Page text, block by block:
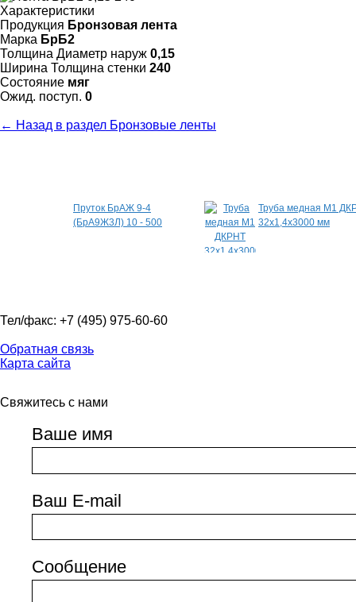
Характеристики
Продукция Бронзовая лента
Марка БрБ2
Толщина Диаметр наруж 0,15
Ширина Толщина стенки 240
Состояние мяг
Ожид. поступ. 0
← Назад в раздел Бронзовые ленты
Пруток БрАЖ 9-4
(БрА9Ж3Л) 10 - 500
Труба медная М1
32х1,4х3000 мм
Тел/факс: +7 (495) 975-60-60
Обратная связь
Карта сайта
Свяжитесь с нами
Ваше имя
Ваш E-mail
Сообщение